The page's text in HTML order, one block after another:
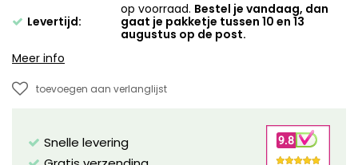
Levertijd:
op voorraad. Bestel je vandaag, dan
gaat je pakketje tussen 10 en 13
augustus op de post.
Meer info
toevoegen aan verlanglijst
Snelle levering